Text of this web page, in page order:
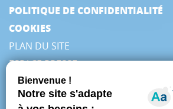
POLITIQUE DE CONFIDENTIALITÉ
COOKIES
PLAN DU SITE
ESPACE PRESSE